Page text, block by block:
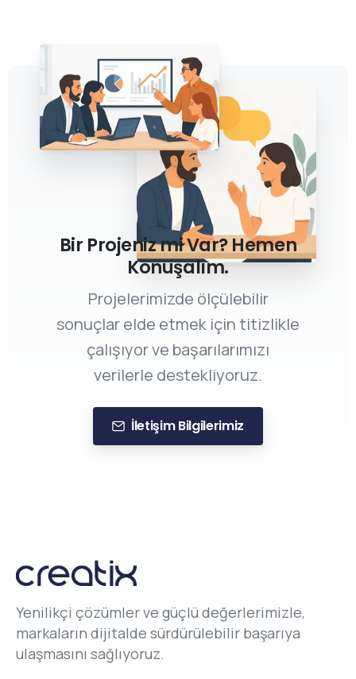
Bir Projeniz mi Var? Hemen
Konuşalım.
Projelerimizde ölçülebilir
sonuçlar elde etmek için titizlikle
çalışıyor ve başarılarımızı
verilerle destekliyoruz.
İletişim Bilgilerimiz
Yenilikçi çözümler ve güçlü değerlerimizle,
markaların dijitalde sürdürülebilir başarıya
ulaşmasını sağlıyoruz.